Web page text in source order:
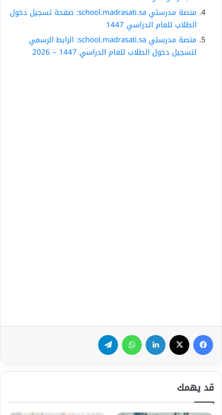
منصة مدرستي school.madrasati.sa: صفحة تسجيل دخول
الطلاب للعام الدراسي 1447
منصة مدرستي school.madrasati.sa: الرابط الرسمي
لتسجيل دخول الطلاب للعام الدراسي 1447 – 2026
فيسبوك لينكدإن واتساب
قد يهمك